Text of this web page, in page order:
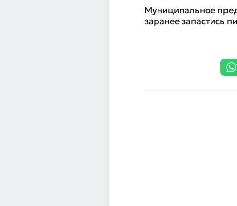
Муниципальное
заранее запастись